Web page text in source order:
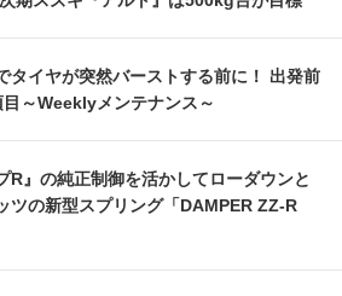
タイヤが突然バーストする前に！ 出発前
～Weeklyメンテナンス～
R』の純正制御を活かしてローダウンと
ツの新型スプリング「DAMPER ZZ-R